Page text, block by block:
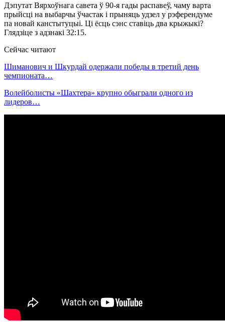
Дэпутат Вярхоўнага савета ў 90-я гады распавеў, чаму варта
прыйсці на выбарчы ўчастак і прыняць удзел у рэферендуме
па новай канстытуцыі. Ці ёсць сэнс ставіць два крыжыкі?
Глядзіце з адзнакі 32:15.
Сейчас читают
Шиманович и Шкурдай одержали победы в третий день
чемпионата…
Волейболисты «Шахтера» крупно обыграли одного из
лидеров…